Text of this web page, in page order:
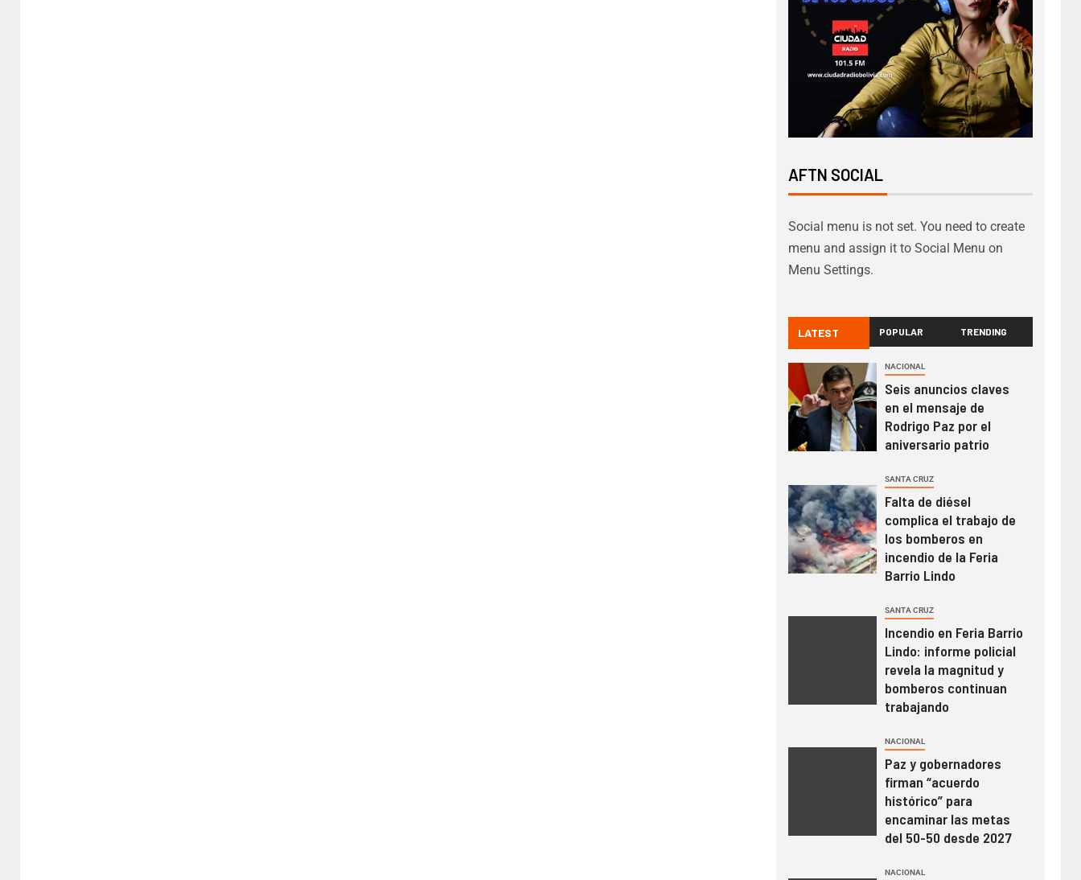
AFTN SOCIAL
Social menu is not set. You need to create
menu and assign it to Social Menu on
Menu Settings.
LATEST POPULAR TRENDING
NACIONAL
Seis anuncios claves
en el mensaje de
Rodrigo Paz por el
aniversario patrio
SANTA CRUZ
Falta de diésel
complica el trabajo de
los bomberos en
incendio de la Feria
Barrio Lindo
SANTA CRUZ
Incendio en Feria Barrio
Lindo: informe policial
revela la magnitud y
bomberos continuan
trabajando
NACIONAL
Paz y gobernadores
firman “acuerdo
histórico” para
encaminar las metas
del 50-50 desde 2027
NACIONAL